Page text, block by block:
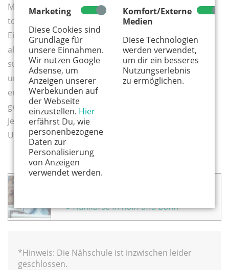
Marketing
Diese Cookies sind
Grundlage für
unsere Einnahmen.
Wir nutzen Google
Adsense, um
Anzeigen unserer
Werbekunden auf
der Webseite
einzustellen. Hier
erfährst Du, wie
personenbezogene
Daten zur
Personalisierung
von Anzeigen
verwendet werden.
Komfort/Externe
Medien
Diese Technologien
werden verwendet,
um dir ein besseres
Nutzungserlebnis
zu ermöglichen.
Mercedes Kelber und ihre Mitarbeiterinnen haben ein
tolles Händchen für schöne und ausgefallene Stoffe.
Eine größere Auswahl an Stoffen finden Nähfans
allerdings in dem dazugehörigen Stoffladen crêpes
suzette* in Sülz. In dem Mutter-Kind Kurs sind die von
uns selbst ausgewählten Stoffe übrigens im Preis
enthalten. Nächste Woche gehen wir beide wieder
gemeinsam hin. Der Plan ist, eine Tasche zu nähen!
Jetzt weiß ich ja: Ich kann das. Und mit Heikes
Unterstützung sowieso.
▸ Nähkurse in Köln und Bonn
*Hinweis: Die Nähschule ist inzwischen leider
geschlossen.